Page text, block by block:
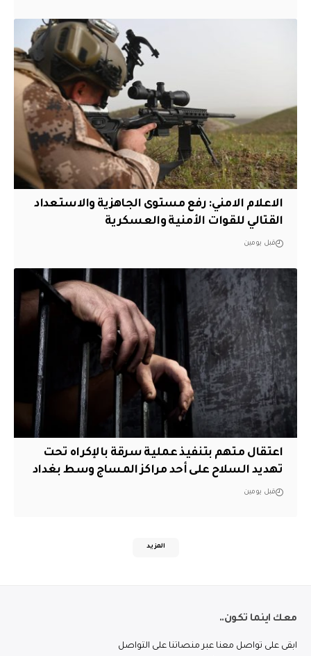
الاعلام الامني: رفع مستوى الجاهزية والاستعداد
القتالي للقوات الأمنية والعسكرية
قبل يومين
اعتقال متهم بتنفيذ عملية سرقة بالإكراه تحت
تهديد السلاح على أحد مراكز المساج وسط بغداد
قبل يومين
المزيد
معك اينما تكون..
ابقى على تواصل معنا عبر منصاتنا على التواصل